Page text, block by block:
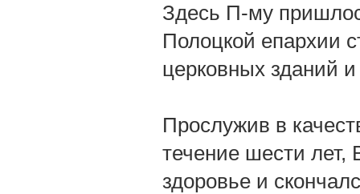
Здесь П-му
Полоцкой епархии
церковных зданий
Прослужив в
течение шести лет,
здоровье и